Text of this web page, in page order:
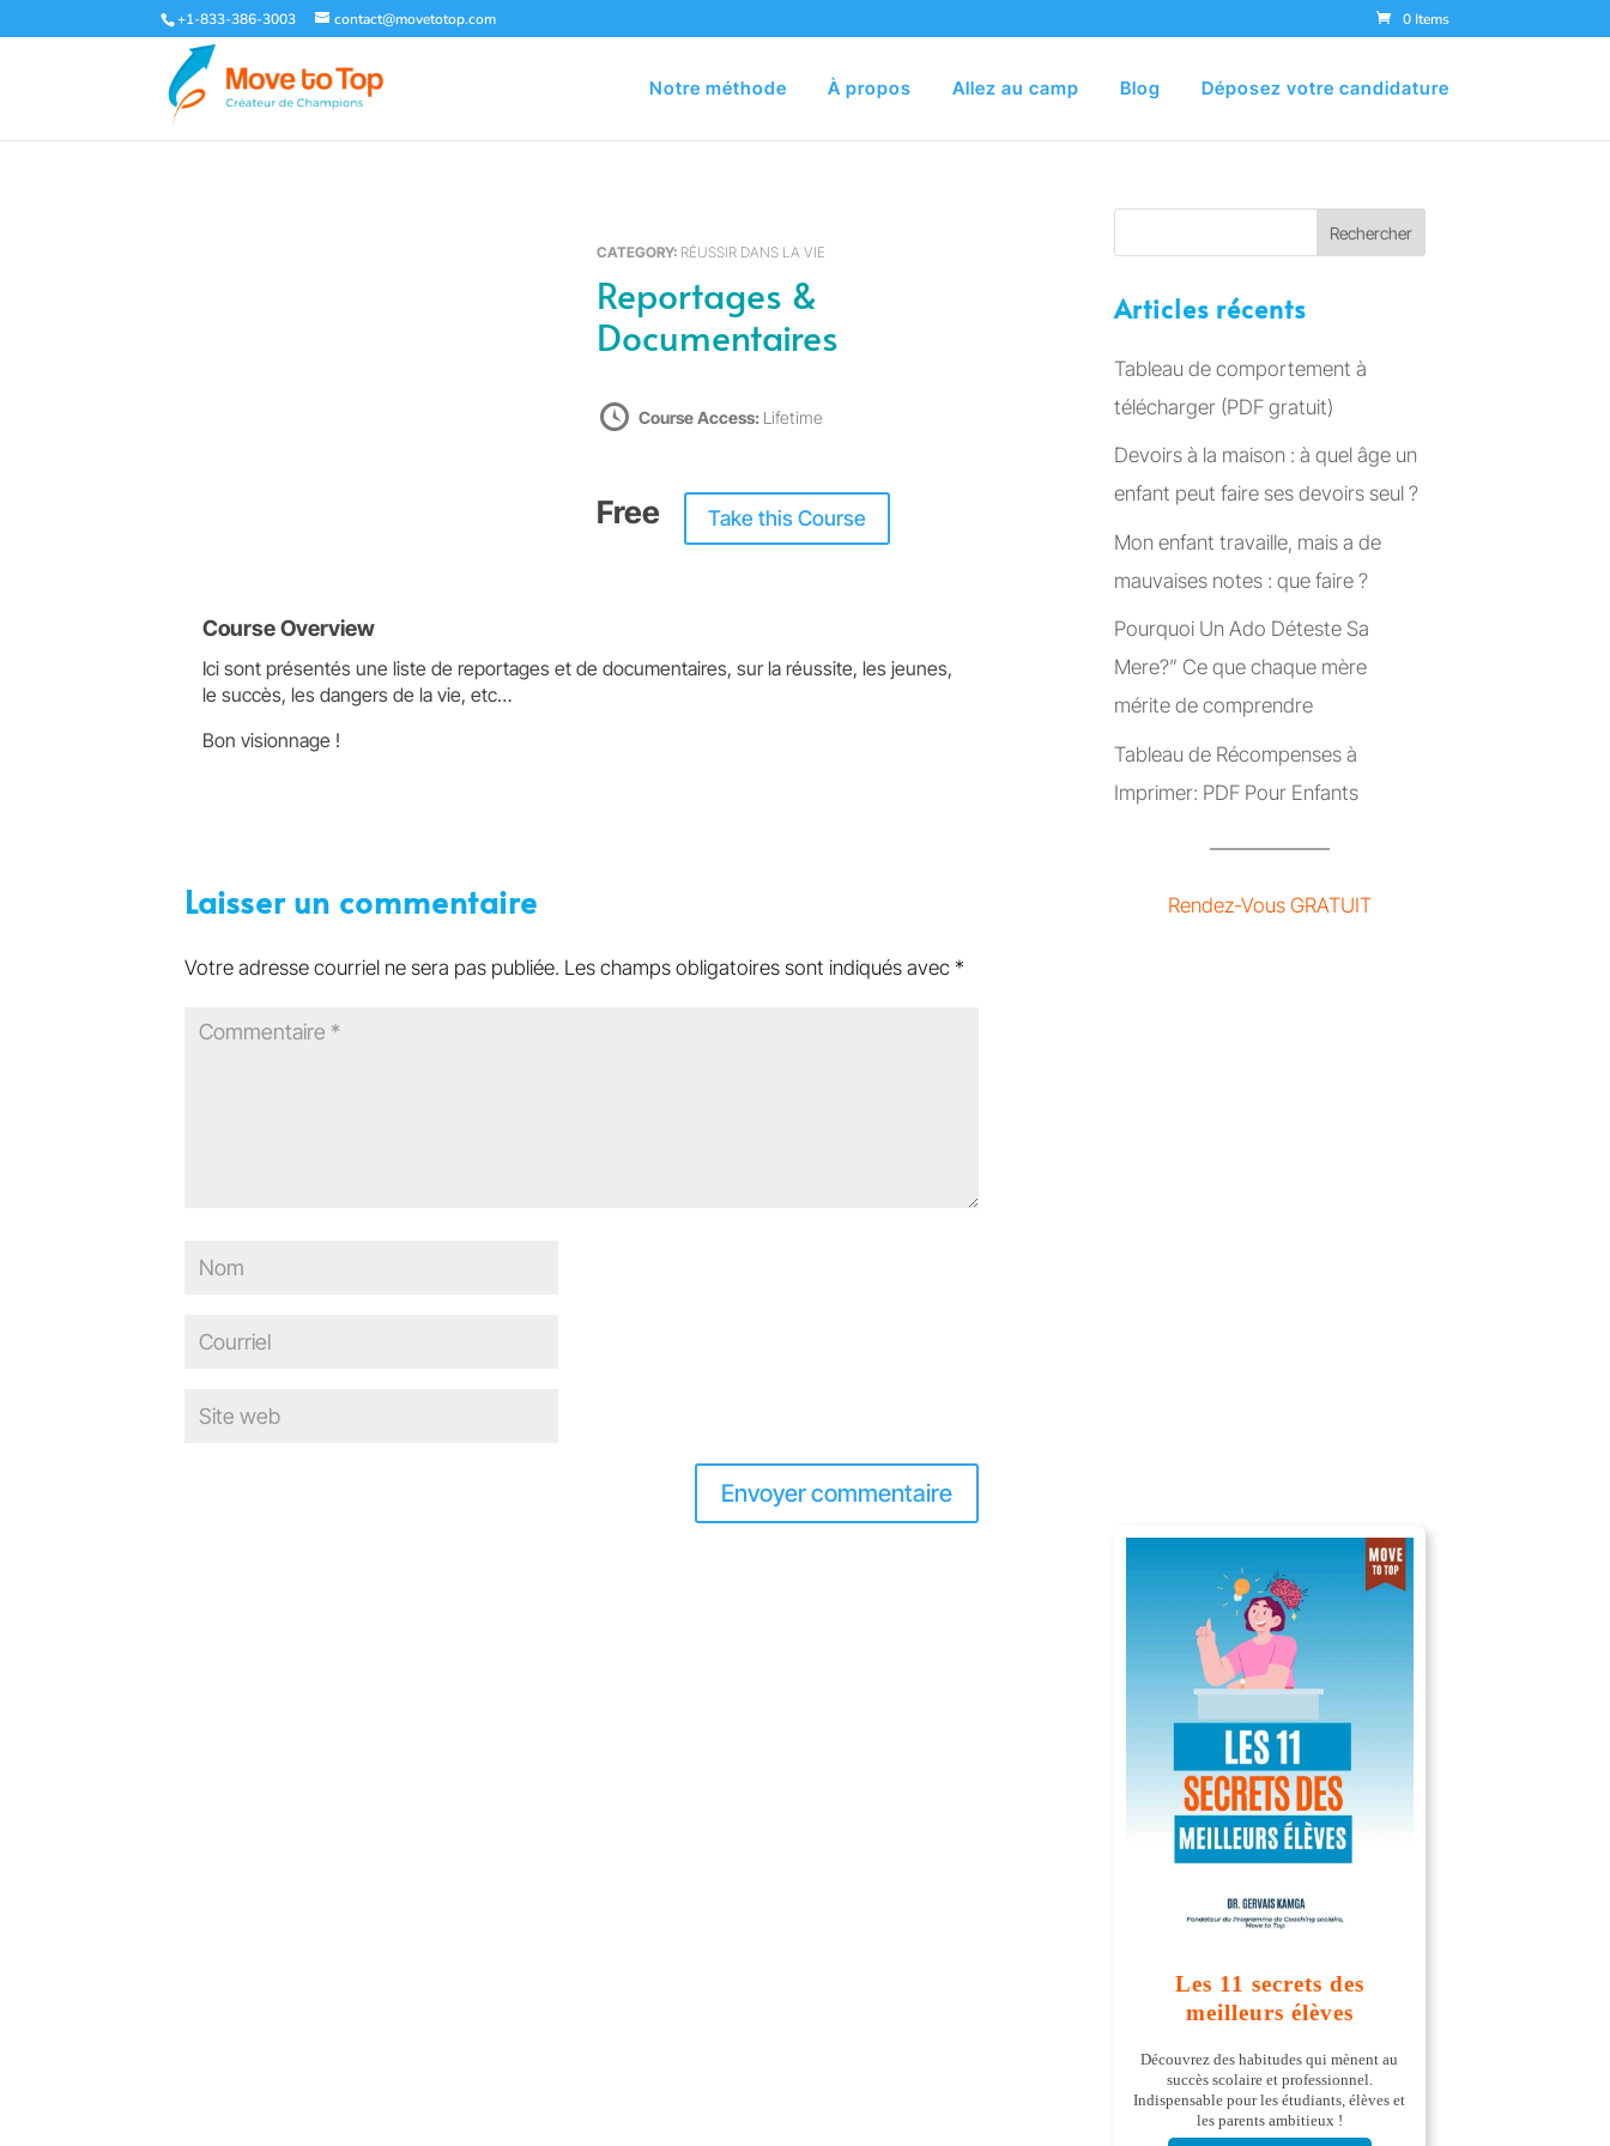
+1-833-386-3003 contact@movetotop.com 0 Items
Notre méthode À propos Allez au camp Blog Déposez votre candidature
CATEGORY: RÉUSSIR DANS LA VIE
Reportages &
Documentaires
Course Access: Lifetime
Free Take this Course
Course Overview
Ici sont présentés une liste de reportages et de documentaires, sur la réussite, les jeunes,
le succès, les dangers de la vie, etc…
Bon visionnage !
Laisser un commentaire
Votre adresse courriel ne sera pas publiée. Les champs obligatoires sont indiqués avec *
Articles récents
Tableau de comportement à
télécharger (PDF gratuit)
Devoirs à la maison : à quel âge un
enfant peut faire ses devoirs seul ?
Mon enfant travaille, mais a de
mauvaises notes : que faire ?
Pourquoi Un Ado Déteste Sa
Mere?” Ce que chaque mère
mérite de comprendre
Tableau de Récompenses à
Imprimer: PDF Pour Enfants
Rendez-Vous GRATUIT
Les 11 secrets des
meilleurs élèves
Découvrez des habitudes qui mènent au
succès scolaire et professionnel.
Indispensable pour les étudiants, élèves et
les parents ambitieux !